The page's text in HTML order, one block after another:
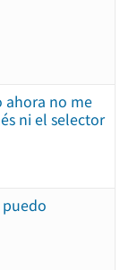
ahora no me
ni el selector